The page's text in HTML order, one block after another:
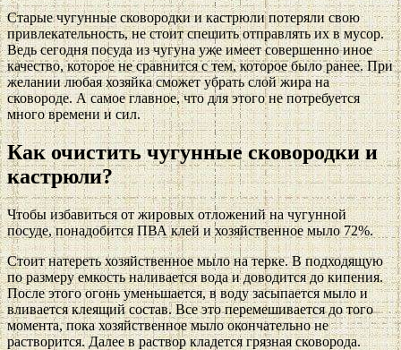
Старые чугунные сковородки и кастрюли потеряли свою
привлекательность, не стоит спешить отправлять их в мусор.
Ведь сегодня посуда из чугуна уже имеет совершенно иное
качество, которое не сравнится с тем, которое было ранее. При
желании любая хозяйка сможет убрать слой жира на
сковороде. А самое главное, что для этого не потребуется
много времени и сил.
Как очистить чугунные сковородки и
кастрюли?
Чтобы избавиться от жировых отложений на чугунной
посуде, понадобится ПВА клей и хозяйственное мыло 72%.
Стоит натереть хозяйственное мыло на терке. В подходящую
по размеру емкость наливается вода и доводится до кипения.
После этого огонь уменьшается, в воду засыпается мыло и
вливается клеящий состав. Все это перемешивается до того
момента, пока хозяйственное мыло окончательно не
растворится. Далее в раствор кладется грязная сковорода.